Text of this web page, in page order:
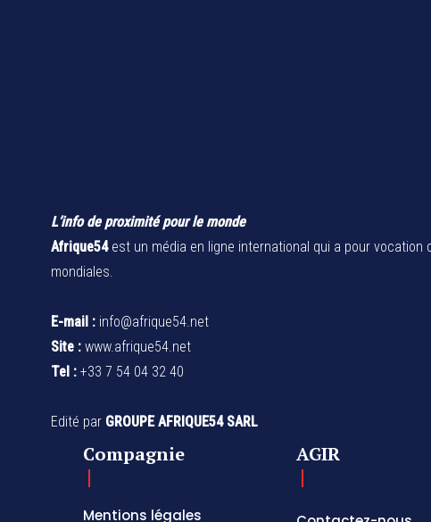
L’info de proximité pour le monde
Afrique54est un média en ligne international qui a pour
mondiales.
E-mail : info@afrique54.net
Site : www.afrique54.net
Tel : +33 7 54 04 32 40
Edité par GROUPE AFRIQUE54 SARL
Compagnie
Mentions légales
AGIR